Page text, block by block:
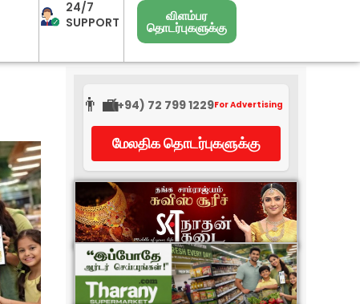
24/7
SUPPORT
விளம்பர
தொடர்புகளுக்கு
👨‍💼(+94) 72 799 1229For Advertising
மேலதிக தொடர்புகளுக்கு